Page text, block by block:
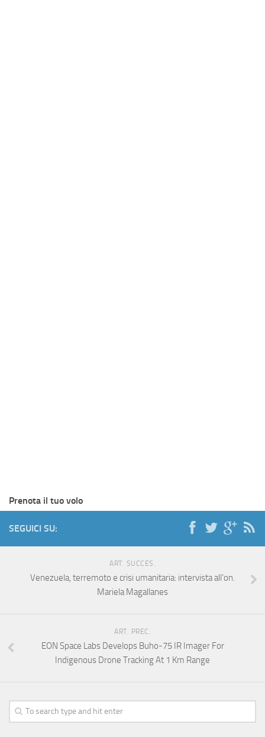
Prenota il tuo volo
SEGUICI SU:
ART. SUCCES.
Venezuela, terremoto e crisi umanitaria: intervista all’on.
Mariela Magallanes
ART. PREC.
EON Space Labs Develops Buho-75 IR Imager For
Indigenous Drone Tracking At 1 Km Range